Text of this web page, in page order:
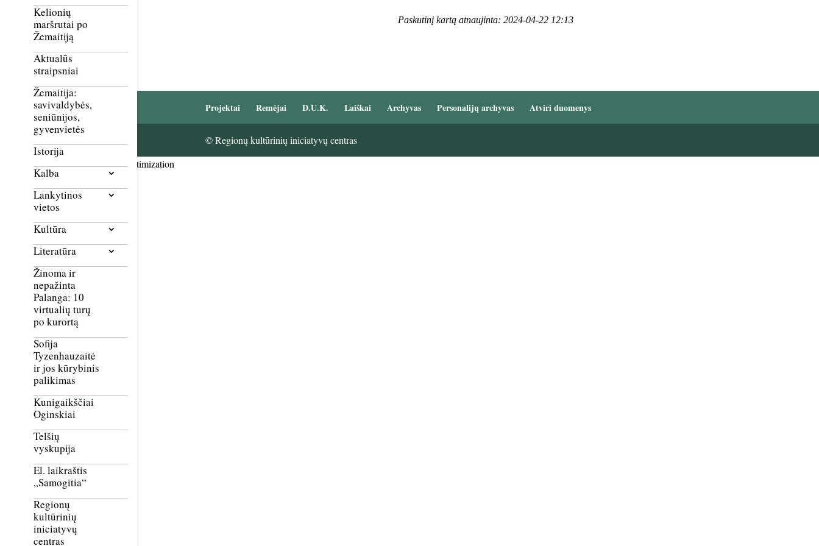
Kelionių
maršrutai po
Žemaitiją
Aktualūs
straipsniai
Žemaitija:
savivaldybės,
seniūnijos,
gyvenvietės
Istorija
Kalba
Lankytinos
vietos
Kultūra
Literatūra
Žinoma ir
nepažinta
Palanga: 10
virtualių turų
po kurortą
Sofija
Tyzenhauzaitė
ir jos kūrybinis
palikimas
Kunigaikščiai
Oginskiai
Telšių
vyskupija
El. laikraštis
„Samogitia“
Regionų
kultūrinių
iniciatyvų
centras
Paskutinį kartą atnaujinta: 2024-04-22 12:13
Projektai Remėjai D.U.K. Laiškai Archyvas Personalijų archyvas Atviri duomenys
© Regionų kultūrinių iniciatyvų centras
Smush Image Compression and Optimization